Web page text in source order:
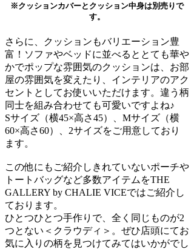
※クッションカバーとクッション中身は別売りで
す。
さらに、クッションもバリエーション豊
富！ソファやベッドに並べるととても華や
かでポップな雰囲気のクッションは、お部
屋の雰囲気を変えたり、インテリアのアク
セントとしてお使いいただけます。違う柄
同士を組み合わせても可愛いですよね♪
Sサイズ（横45×高さ45）、Mサイズ（横
60×高さ60）、2サイズをご用意しており
ます。
この他にもご紹介しきれていないポーチや
トートバッグなど多数アイテムをTHE
GALLERY by CHALIE VICEではご紹介し
ております。
ひとつひとつ手作りで、全く同じものが2
つとない＜クラウディ＞。ぜひ店頭にてお
気に入りの柄を見つけてみてはいかがでし